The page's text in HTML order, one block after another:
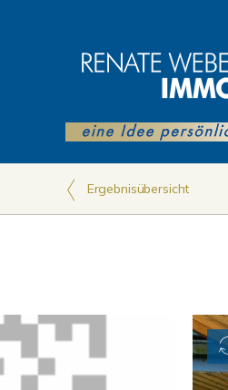
Ergebnisübersicht